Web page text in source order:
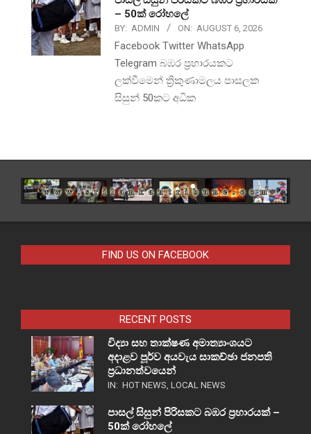
– 50ක් රෝහලේ
BY: ADMIN ON: AUGUST 6, 2026
Facebook Twitter WhatsApp
Telegram බඹර ප්‍රහාරයකට
ලක්වීමෙන් ත්‍රිකුණාමලය පාසලක
සිසුන් 50කට අධික
FIND US ON FACEBOOK
RECENT POSTS
විද්‍යා සහ තාක්ෂණ අමාත්‍යාංශයට
අදාළව පූර්ව අයවැය සාකච්ඡා ජනපති
ප්‍රධානත්වයෙන්
IN: HOT NEWS, LOCAL NEWS
පාසල් සිසුන් පිරිසකට බඹර ප්‍රහාරයක් –
50ක් රෝහලේ